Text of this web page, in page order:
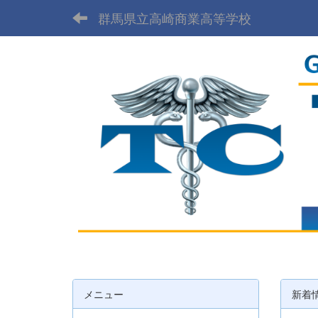
群馬県立高崎商業高等学校
新着
メニュー